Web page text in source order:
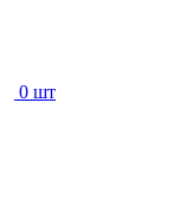
0 шт